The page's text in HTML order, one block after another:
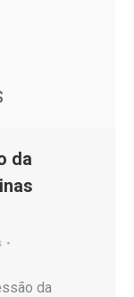
da
da